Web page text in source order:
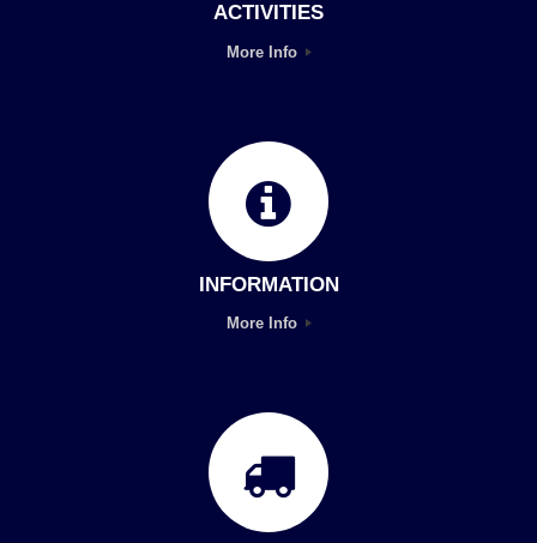
ACTIVITIES
More Info
INFORMATION
More Info